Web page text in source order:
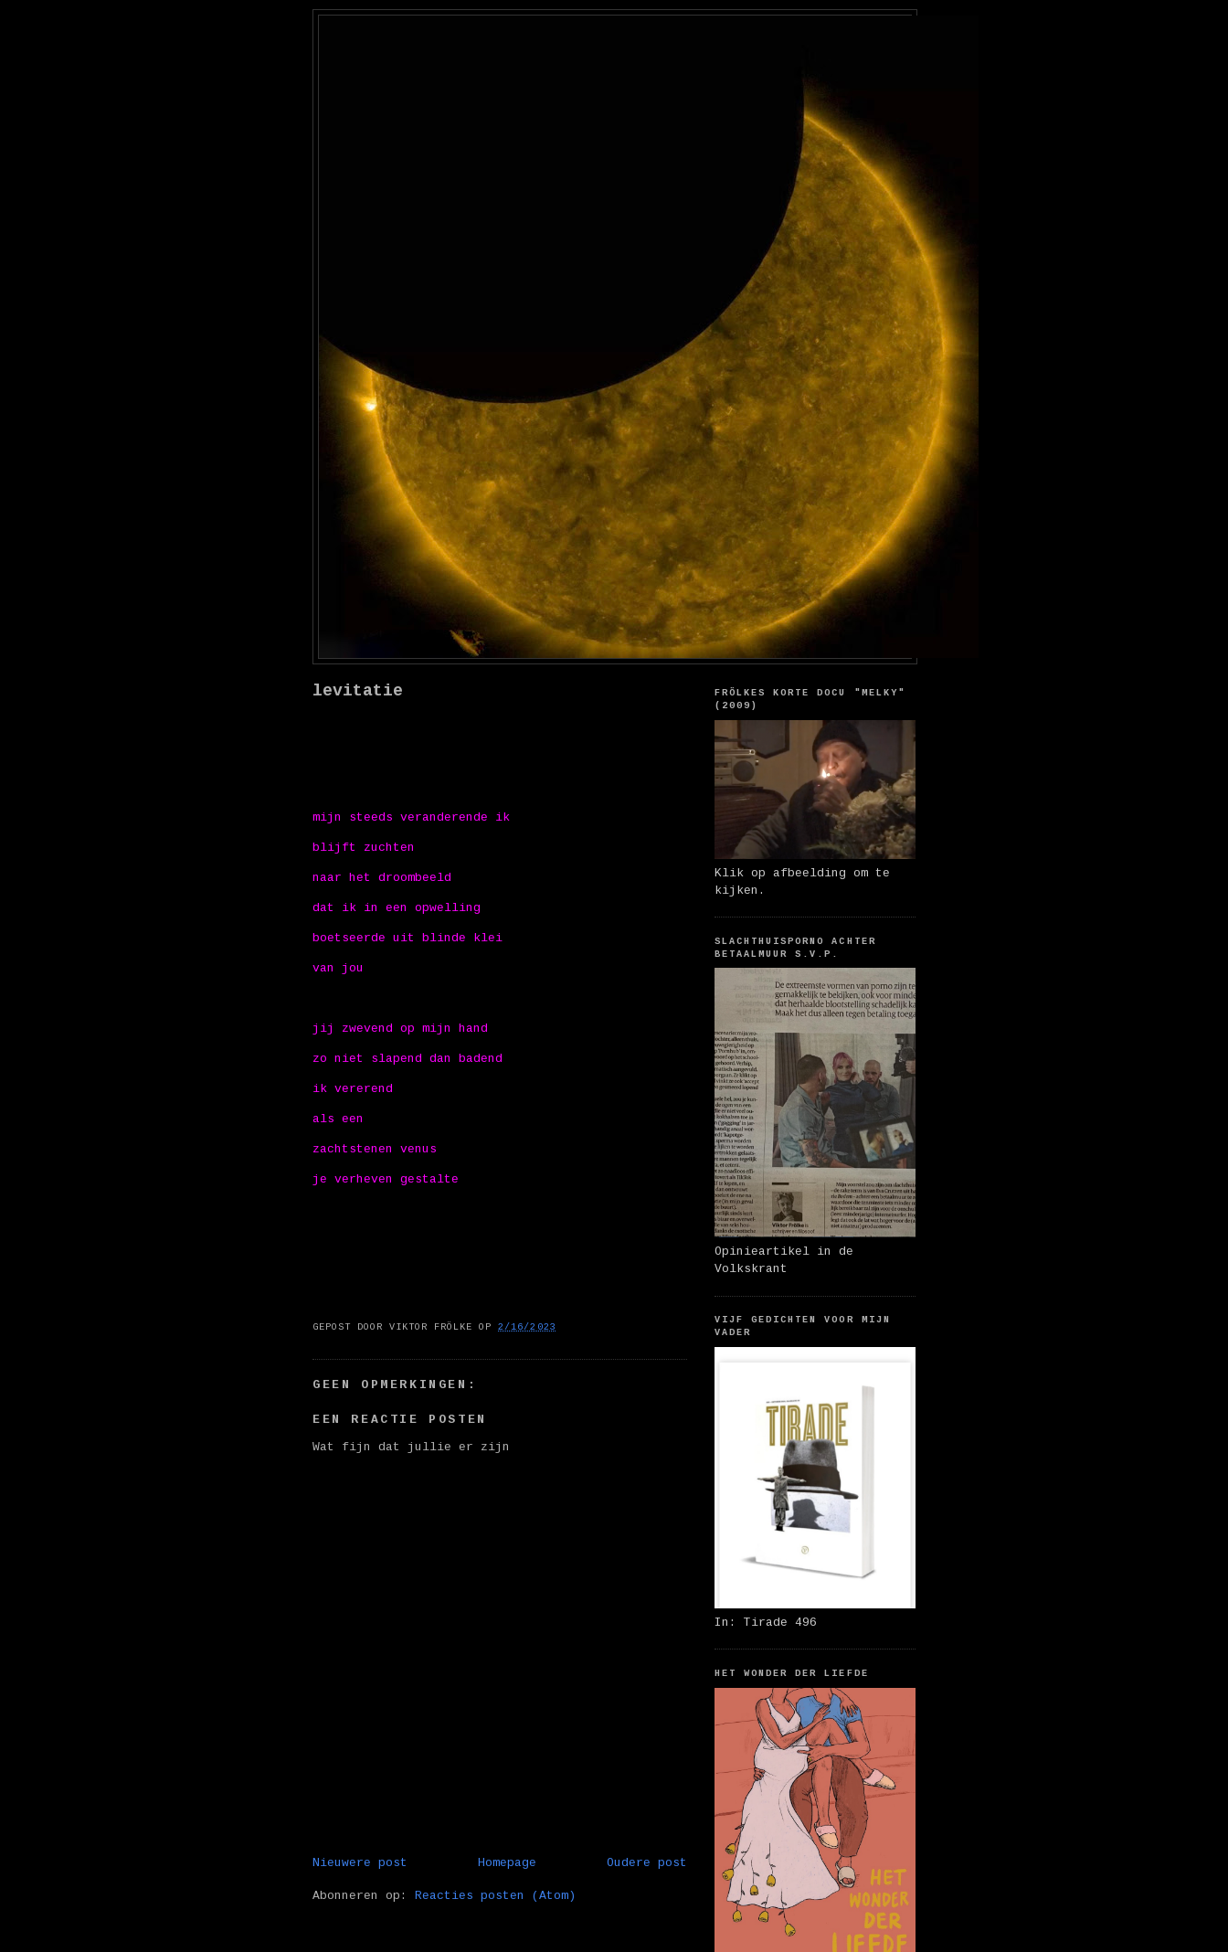
levitatie
mijn steeds veranderende ik
blijft zuchten
naar het droombeeld
dat ik in een opwelling
boetseerde uit blinde klei
van jou
jij zwevend op mijn hand
zo niet slapend dan badend
ik vererend
als een
zachtstenen venus
je verheven gestalte
GEPOST DOORVIKTOR FRÖLKE OP2/16/2023
GEEN OPMERKINGEN:
EEN REACTIE POSTEN
Wat fijn dat jullie er zijn
Nieuwere post Oudere post
Homepage
Abonneren op: Reacties posten (Atom)
FRÖLKES KORTE DOCU "MELKY"
(2009)
Klik op afbeelding om te
kijken.
SLACHTHUISPORNO ACHTER
BETAALMUUR S.V.P.
Opinieartikel in de
Volkskrant
VIJF GEDICHTEN VOOR MIJN
VADER
In: Tirade 496
HET WONDER DER LIEFDE